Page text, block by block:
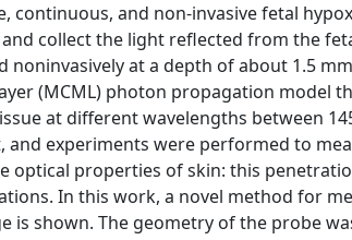
continuous, and non-invasive fetal
collect the light reflected from the
at a depth of about 1.5
(MCML) photon propagation model
at different wavelengths between
experiments were performed to
properties of skin: this
In this work, a novel method for
is shown. The geometry of the probe